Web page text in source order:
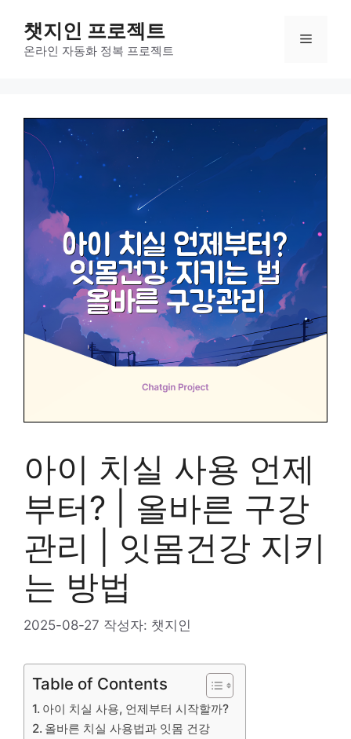
챗지인 프로젝트
온라인 자동화 정복 프로젝트
메
아이 치실 사용 언제
부터? | 올바른 구강
관리 | 잇몸건강 지키
는 방법
2025-08-27 작성자: 챗지인
Table of Contents
아이 치실 사용, 언제부터 시작할까?
올바른 치실 사용법과 잇몸 건강